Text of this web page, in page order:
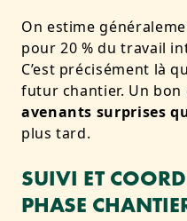
On estime
pour 20 % du travail
C’est précisément là
futur chantier. Un bon
avenants surprises
plus tard.
SUIVI ET
PHASE